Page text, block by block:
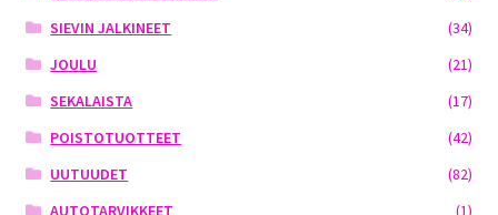
SIEVIN JALKINEET
(34)
JOULU
(21)
SEKALAISTA
(17)
POISTOTUOTTEET
(42)
UUTUUDET
(82)
AUTOTARVIKKEET
(1)